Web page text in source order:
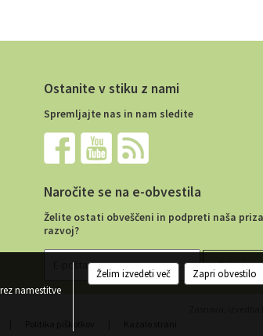
Ostanite v stiku z nami
Spremljajte nas in nam sledite
Naročite se na e-obvestila
Želite ostati obveščeni in podpreti naša
razvoj?
namestitve
Želim izvedeti več Zapri obvestilo